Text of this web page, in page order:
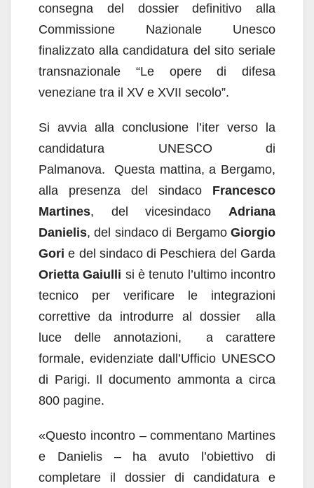
consegna del dossier definitivo alla
Commissione Nazionale Unesco
finalizzato alla candidatura del sito seriale
transnazionale “Le opere di difesa
veneziane tra il XV e XVII secolo”.
Si avvia alla conclusione l’iter verso la
candidatura UNESCO di
Palmanova. Questa mattina, a Bergamo,
alla presenza del sindaco Francesco
Martines, del vicesindaco Adriana
Danielis, del sindaco di Bergamo Giorgio
Gori e del sindaco di Peschiera del Garda
Orietta Gaiulli si è tenuto l’ultimo incontro
tecnico per verificare le integrazioni
correttive da introdurre al dossier alla
luce delle annotazioni, a carattere
formale, evidenziate dall’Ufficio UNESCO
di Parigi. Il documento ammonta a circa
800 pagine.
«Questo incontro – commentano Martines
e Danielis – ha avuto l’obiettivo di
completare il dossier di candidatura e